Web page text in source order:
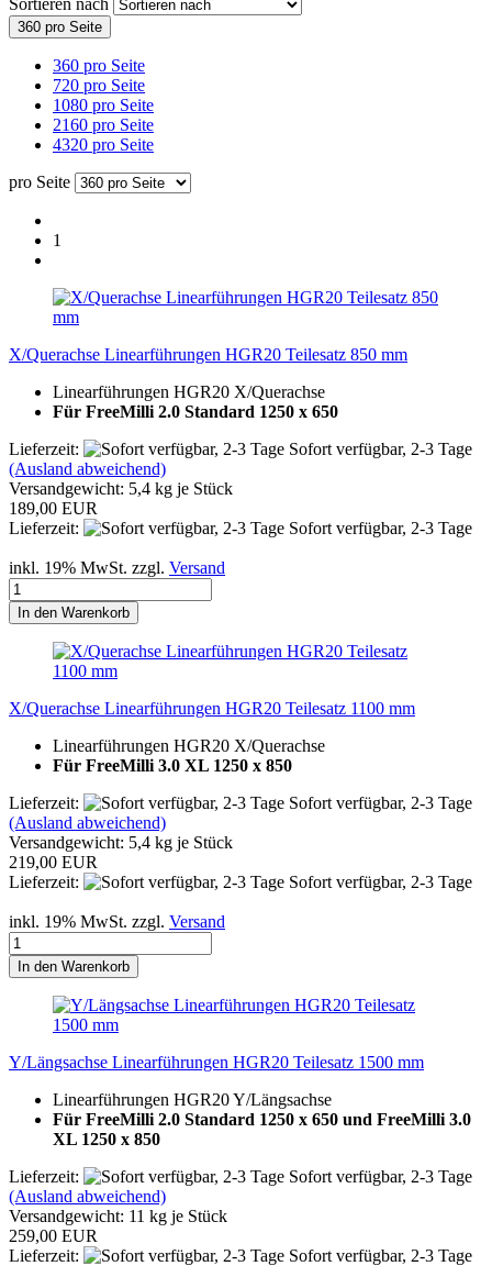
360 pro Seite
360 pro Seite
720 pro Seite
1080 pro Seite
2160 pro Seite
4320 pro Seite
pro Seite
1
X/Querachse Linearführungen HGR20 Teilesatz 850 mm
Linearführungen HGR20 X/Querachse
Für FreeMilli 2.0 Standard 1250 x 650
Lieferzeit:
Sofort verfügbar, 2-3 Tage
(Ausland abweichend)
Versandgewicht: 5,4 kg je Stück
189,00 EUR
Lieferzeit:
Sofort verfügbar, 2-3 Tage
inkl. 19% MwSt. zzgl. Versand
In den Warenkorb
X/Querachse Linearführungen HGR20 Teilesatz 1100 mm
Linearführungen HGR20 X/Querachse
Für FreeMilli 3.0 XL 1250 x 850
Lieferzeit:
Sofort verfügbar, 2-3 Tage
(Ausland abweichend)
Versandgewicht: 5,4 kg je Stück
219,00 EUR
Lieferzeit:
Sofort verfügbar, 2-3 Tage
inkl. 19% MwSt. zzgl. Versand
In den Warenkorb
Y/Längsachse Linearführungen HGR20 Teilesatz 1500 mm
Linearführungen HGR20 Y/Längsachse
Für FreeMilli 2.0 Standard 1250 x 650 und FreeMilli 3.0
XL 1250 x 850
Lieferzeit:
Sofort verfügbar, 2-3 Tage
(Ausland abweichend)
Versandgewicht: 11 kg je Stück
259,00 EUR
Lieferzeit:
Sofort verfügbar, 2-3 Tage